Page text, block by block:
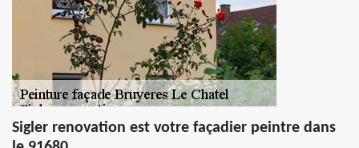
Sigler renovation est votre façadier peintre dans